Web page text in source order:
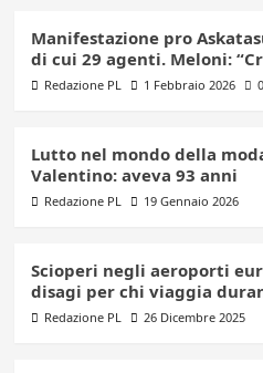
Manifestazione pro
di cui 29 agenti. Meloni:
Redazione PL 1 Febbraio 2026 0
Lutto nel mondo della
Valentino: aveva 93 anni
Redazione PL 19 Gennaio 2026
Scioperi negli aeroporti
disagi per chi viaggia
Redazione PL 26 Dicembre 2025